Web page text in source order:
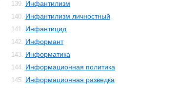
139. Инфантилизм
140. Инфантилизм личностный
141. Инфантицид
142. Информант
143. Информатика
144. Информационная политика
145. Информационная разведка